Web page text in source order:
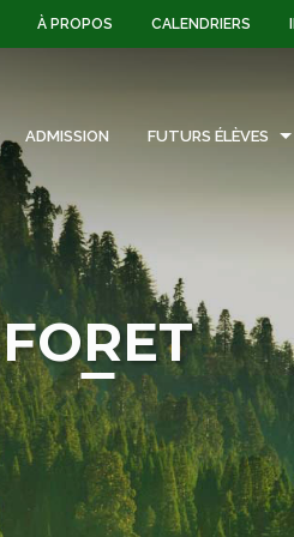
À PROPOS CALENDRIERS
ADMISSION FUTURS ÉLÈVES
FORET